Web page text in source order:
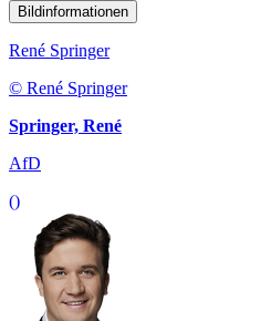
Bildinformationen
René Springer
© René Springer
Springer, René
AfD
()